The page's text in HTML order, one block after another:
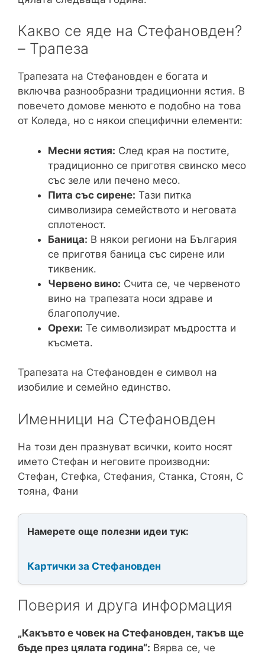
Какво се яде на Стефановден?
– Трапеза
Трапезата на Стефановден е богата и
включва разнообразни традиционни ястия. В
повечето домове менюто е подобно на това
от Коледа, но с някои специфични елементи:
Месни ястия: След края на постите,
традиционно се приготвя свинско месо
със зеле или печено месо.
Пита със сирене: Тази питка
символизира семейството и неговата
сплотеност.
Баница: В някои региони на България
се приготвя баница със сирене или
тиквеник.
Червено вино: Счита се, че червеното
вино на трапезата носи здраве и
благополучие.
Орехи: Те символизират мъдростта и
късмета.
Трапезата на Стефановден е символ на
изобилие и семейно единство.
Именници на Стефановден
На този ден празнуват всички, които носят
името Стефан и неговите производни:
Стефан, Стефка, Стефания, Станка, Стоян, С
тояна, Фани
Намерете още полезни идеи тук:
Картички за Стефановден
Поверия и друга информация
„Какъвто е човек на Стефановден, такъв ще
бъде през цялата година“: Вярва се, че